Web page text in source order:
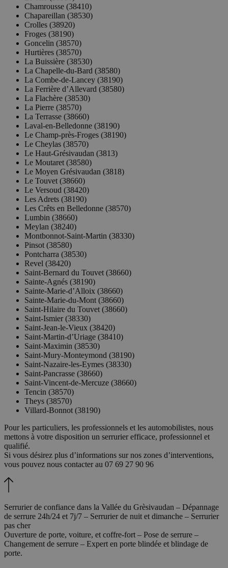
Chamrousse (38410)
Chapareillan (38530)
Crolles (38920)
Froges (38190)
Goncelin (38570)
Hurtières (38570)
La Buissière (38530)
La Chapelle-du-Bard (38580)
La Combe-de-Lancey (38190)
La Ferrière d’Allevard (38580)
La Flachère (38530)
La Pierre (38570)
La Terrasse (38660)
Laval-en-Belledonne (38190)
Le Champ-près-Froges (38190)
Le Cheylas (38570)
Le Haut-Grésivaudan (3813)
Le Moutaret (38580)
Le Moyen Grésivaudan (3818)
Le Touvet (38660)
Le Versoud (38420)
Les Adrets (38190)
Les Crêts en Belledonne (38570)
Lumbin (38660)
Meylan (38240)
Montbonnot-Saint-Martin (38330)
Pinsot (38580)
Pontcharra (38530)
Revel (38420)
Saint-Bernard du Touvet (38660)
Sainte-Agnés (38190)
Sainte-Marie-d’Alloix (38660)
Sainte-Marie-du-Mont (38660)
Saint-Hilaire du Touvet (38660)
Saint-Ismier (38330)
Saint-Jean-le-Vieux (38420)
Saint-Martin-d’Uriage (38410)
Saint-Maximin (38530)
Saint-Mury-Monteymond (38190)
Saint-Nazaire-les-Eymes (38330)
Saint-Pancrasse (38660)
Saint-Vincent-de-Mercuze (38660)
Tencin (38570)
Theys (38570)
Villard-Bonnot (38190)
Pour les particuliers, les professionnels et les automobilistes, nous
mettons à votre disposition un serrurier efficace, professionnel et
qualifié.
Si vous désirez plus d’informations sur nos zones d’interventions,
vous pouvez nous contacter au 07 69 27 90 96
Serrurier de confiance dans la Vallée du Grèsivaudan – Dépannage
de serrure 24h/24 et 7j/7 – Serrurier de nuit et dimanche – Serrurier
pas cher
Ouverture de porte, voiture, et coffre-fort – Pose de serrure –
Changement de serrure – Expert en porte blindée et blindage de
porte.